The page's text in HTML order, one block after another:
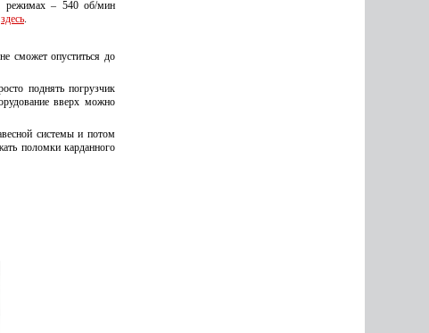
режимах – 540 об/мин
здесь.
сможет опуститься до
поднять погрузчик
вверх можно
системы и потом
поломки карданного